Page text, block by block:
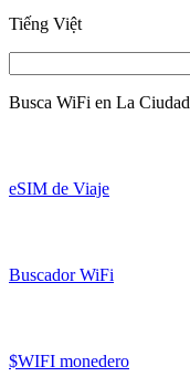
Tiếng Việt
Busca WiFi en La Ciudad
eSIM de Viaje
Buscador WiFi
$WIFI monedero